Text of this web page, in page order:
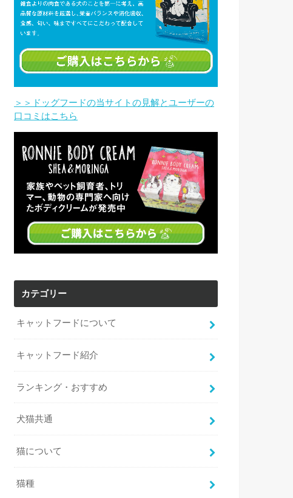
＞＞ドッグフードの当サイトの見解とユーザーの
口コミはこちら
カテゴリー
キャットフードについて
キャットフード紹介
ランキング・おすすめ
犬猫共通
猫について
猫種